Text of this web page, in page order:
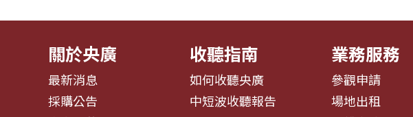
關於央廣
最新消息
採購公告
收聽指南
如何收聽央廣
中短波收聽報告
業務服務
參觀申請
場地出租